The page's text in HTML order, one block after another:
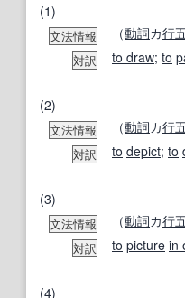
(1)
文法情報 （動詞カ行
対訳 to draw; to
(2)
文法情報 （動詞カ行
対訳 to depict; to
(3)
文法情報 （動詞カ行
対訳 to picture in
(4)